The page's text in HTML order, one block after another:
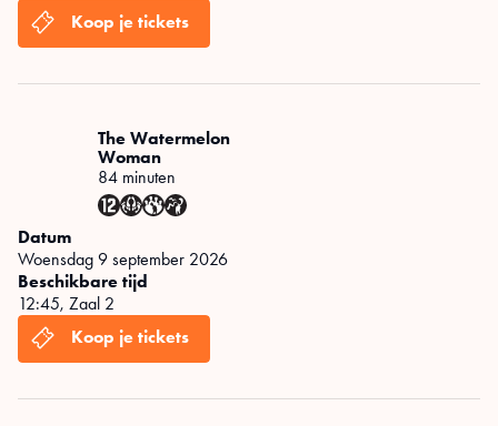
The Watermelon
Woman
84 minuten
Datum
woensdag 9 september 2026
Beschikbare tijd
12:45, Zaal 2